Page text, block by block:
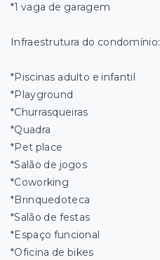
*1 vaga de garagem
Infraestrutura do condomínio:
*Piscinas adulto e infantil
*Playground
*Churrasqueiras
*Quadra
*Pet place
*Salão de jogos
*Coworking
*Brinquedoteca
*Salão de festas
*Espaço funcional
*Oficina de bikes